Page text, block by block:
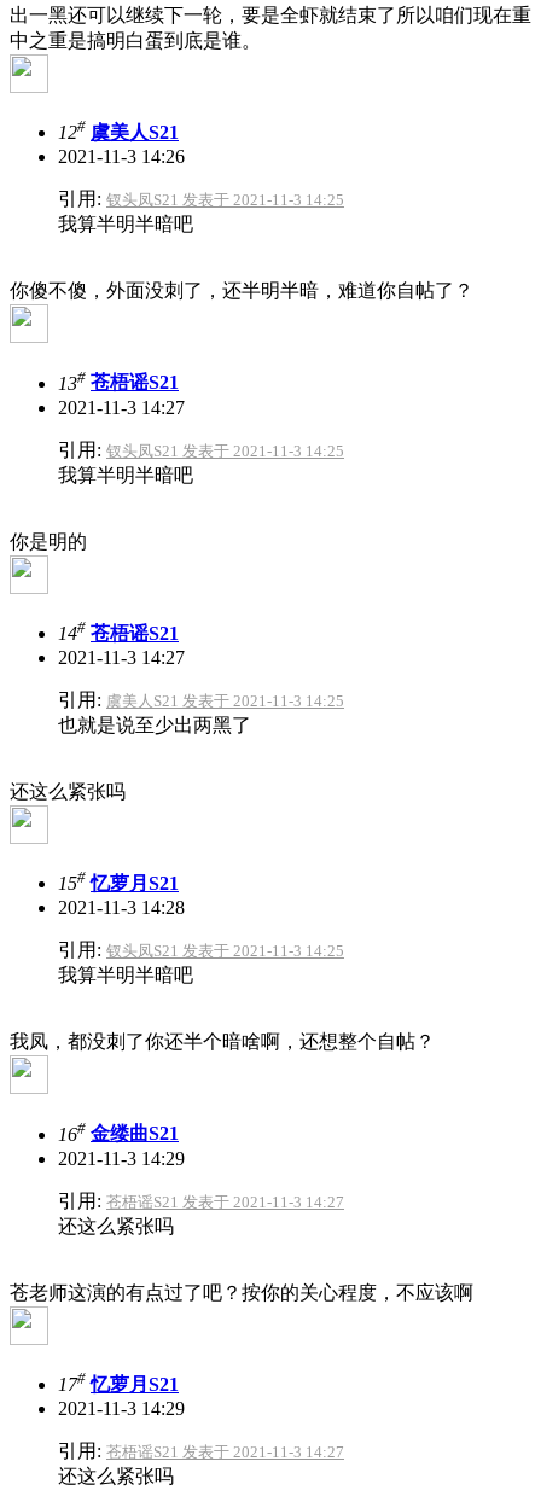
出一黑还可以继续下一轮，要是全虾就结束了 所以咱们现在重
中之重是搞明白蛋到底是谁。
12# 虞美人S21
2021-11-3 14:26
引用: 钗头凤S21 发表于 2021-11-3 14:25
我算半明半暗吧
你傻不傻，外面没刺了，还半明半暗，难道你自帖了？
13# 苍梧谣S21
2021-11-3 14:27
引用: 钗头凤S21 发表于 2021-11-3 14:25
我算半明半暗吧
你是明的
14# 苍梧谣S21
2021-11-3 14:27
引用: 虞美人S21 发表于 2021-11-3 14:25
也就是说至少出两黑了
还这么紧张吗
15# 忆萝月S21
2021-11-3 14:28
引用: 钗头凤S21 发表于 2021-11-3 14:25
我算半明半暗吧
我凤，都没刺了你还半个暗啥啊，还想整个自帖？
16# 金缕曲S21
2021-11-3 14:29
引用: 苍梧谣S21 发表于 2021-11-3 14:27
还这么紧张吗
苍老师这演的有点过了吧？按你的关心程度，不应该啊
17# 忆萝月S21
2021-11-3 14:29
引用: 苍梧谣S21 发表于 2021-11-3 14:27
还这么紧张吗